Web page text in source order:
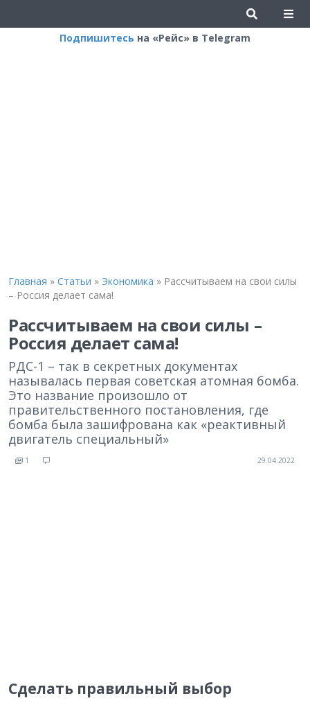
Подпишитесь на «Рейс» в Telegram
Главная » Статьи » Экономика » Рассчитываем на свои силы
– Россия делает сама!
Рассчитываем на свои силы –
Россия делает сама!
РДС-1 – так в секретных документах
называлась первая советская атомная бомба.
Это название произошло от
правительственного постановления, где
бомба была зашифрована как «реактивный
двигатель специальный»
1 29.04.2022
Сделать правильный выбор